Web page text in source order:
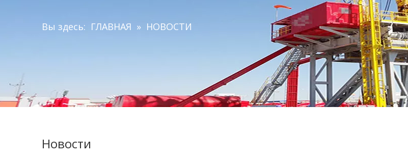
Вы здесь: ГЛАВНАЯ » НОВОСТИ
Новости